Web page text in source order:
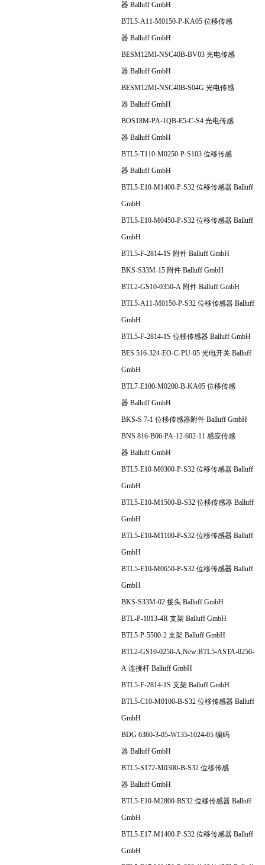
器 Balluff GmbH
BTL5-A11-M0150-P-KA05 位移传感
器 Balluff GmbH
BESM12MI-NSC40B-BV03 光电传感
器 Balluff GmbH
BESM12MI-NSC40B-S04G 光电传感
器 Balluff GmbH
BOS18M-PA-1QB-E5-C-S4 光电传感
器 Balluff GmbH
BTL5-T110-M0250-P-S103 位移传感
器 Balluff GmbH
BTL5-E10-M1400-P-S32 位移传感器 Balluff
GmbH
BTL5-E10-M0450-P-S32 位移传感器 Balluff
GmbH
BTL5-F-2814-1S 附件 Balluff GmbH
BKS-S33M-15 附件 Balluff GmbH
BTL2-GS10-0350-A 附件 Balluff GmbH
BTL5-A11-M0150-P-S32 位移传感器 Balluff
GmbH
BTL5-F-2814-1S 位移传感器 Balluff GmbH
BES 516-324-EO-C-PU-05 光电开关 Balluff
GmbH
BTL7-E100-M0200-B-KA05 位移传感
器 Balluff GmbH
BKS-S 7-1 位移传感器附件 Balluff GmbH
BNS 816-B06-PA-12-602-11 感应传感
器 Balluff GmbH
BTL5-E10-M0300-P-S32 位移传感器 Balluff
GmbH
BTL5-E10-M1500-B-S32 位移传感器 Balluff
GmbH
BTL5-E10-M1100-P-S32 位移传感器 Balluff
GmbH
BTL5-E10-M0650-P-S32 位移传感器 Balluff
GmbH
BKS-S33M-02 接头 Balluff GmbH
BTL-P-1013-4R 支架 Balluff GmbH
BTL5-P-5500-2 支架 Balluff GmbH
BTL2-GS10-0250-A,New:BTL5-ASTA-0250-
A 连接杆 Balluff GmbH
BTL5-F-2814-1S 支架 Balluff GmbH
BTL5-C10-M0100-B-S32 位移传感器 Balluff
GmbH
BDG 6360-3-05-W135-1024-65 编码
器 Balluff GmbH
BTL5-S172-M0300-B-S32 位移传感
器 Balluff GmbH
BTL5-E10-M2800-BS32 位移传感器 Balluff
GmbH
BTL5-E17-M1400-P-S32 位移传感器 Balluff
GmbH